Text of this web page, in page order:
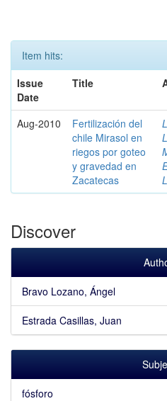
Item hits:
Issue
Date
Title
Aug-2010
Fertilización del
chile Mirasol en
riegos por goteo
y gravedad en
Zacatecas
Discover
Bravo Lozano, Ángel
Estrada Casillas, Juan
fósforo